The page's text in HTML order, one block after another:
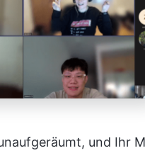
und Ihr